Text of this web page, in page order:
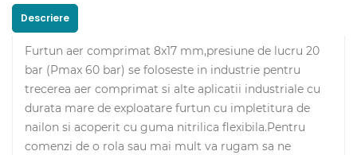
Descriere
Furtun aer comprimat 8x17 mm,presiune de lucru 20
bar (Pmax 60 bar) se foloseste in industrie pentru
trecerea aer comprimat si alte aplicatii industriale cu
durata mare de exploatare furtun cu impletitura de
nailon si acoperit cu guma nitrilica flexibila.Pentru
comenzi de o rola sau mai mult va rugam sa ne